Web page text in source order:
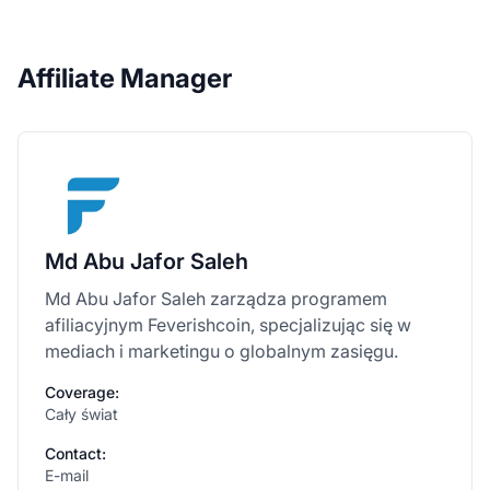
Affiliate Manager
Md Abu Jafor Saleh
Md Abu Jafor Saleh zarządza programem
afiliacyjnym Feverishcoin, specjalizując się w
mediach i marketingu o globalnym zasięgu.
Coverage:
Cały świat
Contact:
E-mail